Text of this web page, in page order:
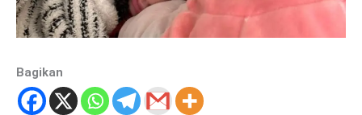
Bagikan